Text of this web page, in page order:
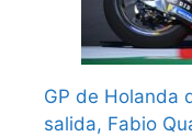
GP de Holanda
salida, Fabio